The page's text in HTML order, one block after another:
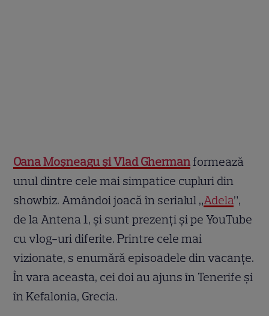
Oana Moșneagu și Vlad Ghermanformează
unul dintre cele mai simpatice cupluri din
showbiz. Amândoi joacă în serialul „Adela”,
de la Antena 1, și sunt prezenți și pe YouTube
cu vlog-uri diferite. Printre cele mai
vizionate, s enumără episoadele din vacanțe.
În vara aceasta, cei doi au ajuns în Tenerife și
în Kefalonia, Grecia.